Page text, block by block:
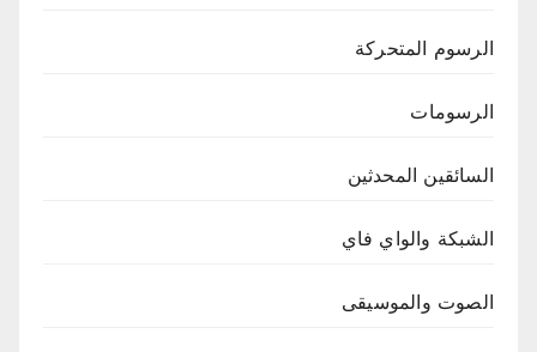
الرسوم المتحركة
الرسومات
السائقين المحدثين
الشبكة والواي فاي
الصوت والموسيقى